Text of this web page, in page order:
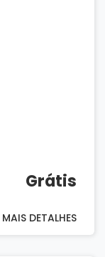
Grátis
MAIS DETALHES